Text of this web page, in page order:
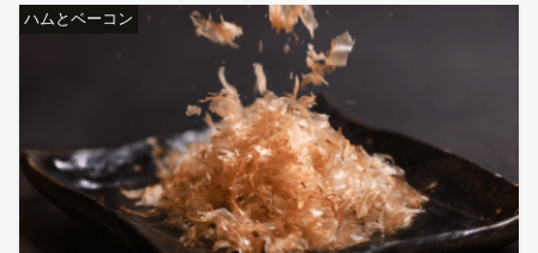
ハムとベーコン